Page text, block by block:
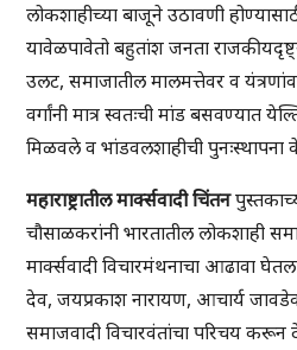
लोकशाहीच्या बाजूने उठावणी
यावेळपावेतो बहुतांश जनता
उलट, समाजातील मालमत्तेवर व
वर्गांनी मात्र स्वतःची मांड बसवण्यात
मिळवले व भांडवलशाहीची पुनःस्थापना
महाराष्ट्रातील मार्क्सवादी चिंतन
चौसाळकरांनी भारतातील लोकशाही
मार्क्सवादी विचारमंथनाचा आढावा
देव, जयप्रकाश नारायण, आचार्य
समाजवादी विचारवंतांचा परिचय करून